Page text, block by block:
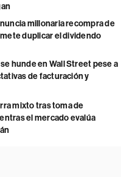
millonaria recompra de
duplicar el dividendo
hunde en Wall Street pese a
de facturación y
mixto tras toma de
el mercado evalúa